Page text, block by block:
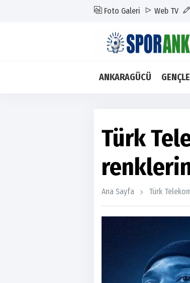
Foto Galeri Web TV
ANKARAGÜCÜ
Türk
Ana Sayfa Türk